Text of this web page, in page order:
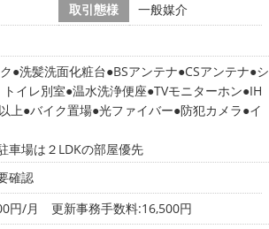
取引態様
一般媒介
洗髪洗面化粧台 BSアンテナ CSアンテナ シ
イレ別室 温水洗浄便座 TVモニターホン IH
上 バイク置場 光ファイバー 防犯カメラ イ
場は２LDKの部屋優先
確認
円/月 更新事務手数料:16,500円